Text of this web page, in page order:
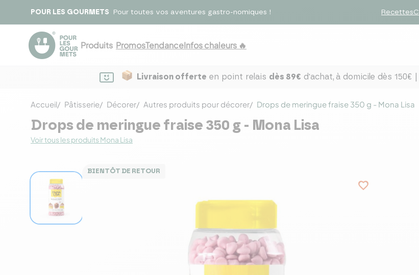
POUR LES GOURMETS Pour toutes vos aventures gastro-nomiques ! Recettes
Produits PromosTendanceInfos chaleurs 🔥
Livraison offerte en point relais dès 89€ d'achat, à domicile dès 150€ |
Accueil Pâtisserie Décorer Autres produits pour décorer Drops de meringue fraise 350 g - Mona Lisa
Drops de meringue fraise 350 g - Mona Lisa
Voir tous les produits Mona Lisa
favorite_border
BIENTÔT DE RETOUR